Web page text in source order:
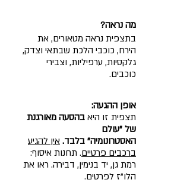
מה נראה?
בתצפית נראה מטאורים, את
הירח, כוכבי הלכת שבתאי וצדק,
גלקסיות, ערפיליות, וצבירי
כוכבים.
אופן ההגעה:
תצפית זו היא בהסעה מאורגנת
של "עולם
האסטרונומיה" בלבד. אין להגיע
ברכבים פרטיים. תחנות איסוף:
רמת גן, יד בנימין, דבירה. ראו את
הלו"ז לפרטים.